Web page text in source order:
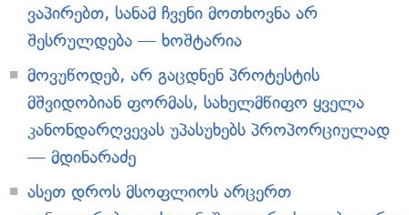
ვაპირებთ, სანამ ჩვენი მოთხოვნა არ
შესრულდება — ხოშტარია
მოვუწოდებ, არ გაცდნენ პროტესტის
მშვიდობიან ფორმას, სახელმწიფო ყველა
კანონდარღვევას უპასუხებს პროპორციულად
— მდინარაძე
ასეთ დროს მსოფლიოს არცერთ